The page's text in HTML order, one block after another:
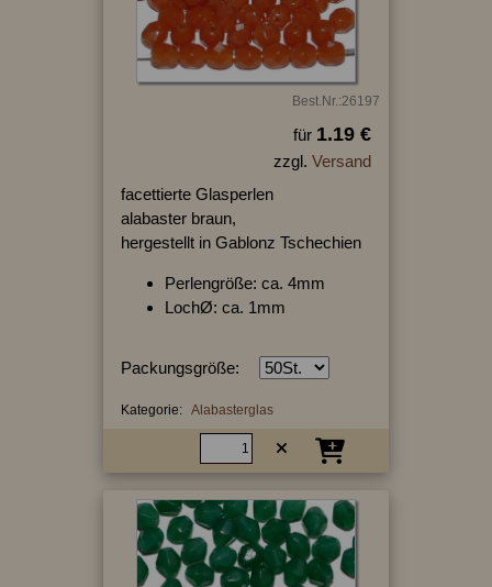
Best.Nr.:26197
für 1.19 €
zzgl. Versand
facettierte Glasperlen
alabaster braun,
hergestellt in Gablonz Tschechien
Perlengröße: ca. 4mm
LochØ: ca. 1mm
Packungsgröße:
Kategorie: Alabasterglas